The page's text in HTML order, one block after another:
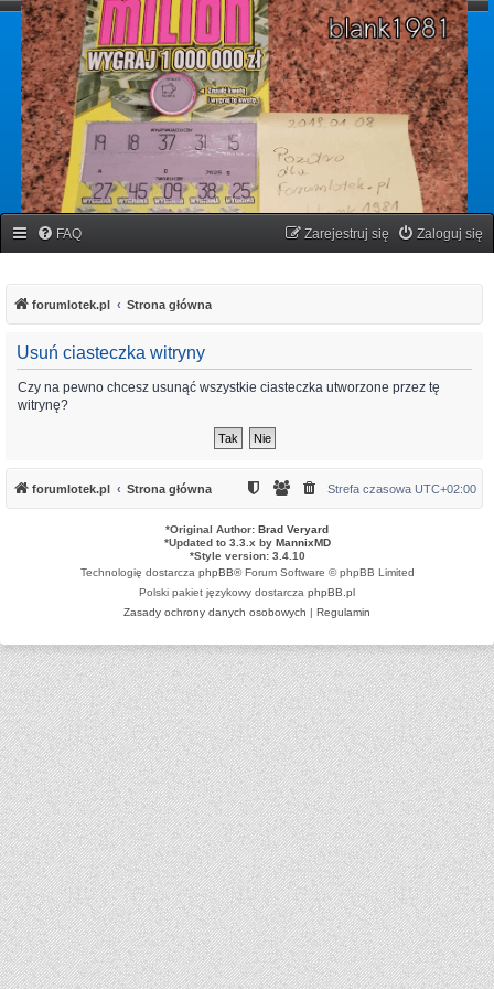
forumlotek.pl
Forum gier liczbowych
FAQ Zaloguj się
Zarejestruj się
forumlotek.pl Strona główna
Usuń ciasteczka witryny
Czy na pewno chcesz usunąć wszystkie ciasteczka utworzone przez tę
witrynę?
forumlotek.pl Strona główna Strefa czasowa UTC+02:00
*Original Author: Brad Veryard
*Updated to 3.3.x by MannixMD
*Style version: 3.4.10
Technologię dostarcza phpBB® Forum Software © phpBB Limited
Polski pakiet językowy dostarcza phpBB.pl
Zasady ochrony danych osobowych | Regulamin